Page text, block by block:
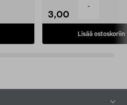
-
3,00
Lisää ostoskoriin